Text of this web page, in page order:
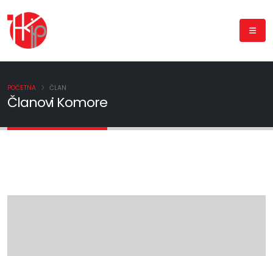
Članovi Komore
POČETNA ČLAN